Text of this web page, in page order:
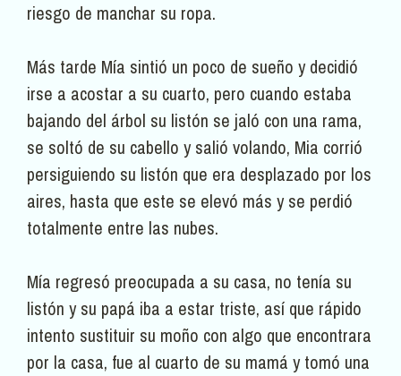
riesgo de manchar su ropa.
Más tarde Mía sintió un poco de sueño y decidió
irse a acostar a su cuarto, pero cuando estaba
bajando del árbol su listón se jaló con una rama,
se soltó de su cabello y salió volando, Mia corrió
persiguiendo su listón que era desplazado por los
aires, hasta que este se elevó más y se perdió
totalmente entre las nubes.
Mía regresó preocupada a su casa, no tenía su
listón y su papá iba a estar triste, así que rápido
intento sustituir su moño con algo que encontrara
por la casa, fue al cuarto de su mamá y tomó una